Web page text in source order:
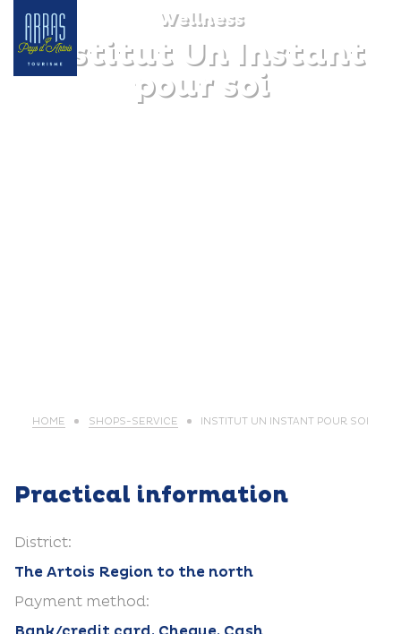
Wellness
Institut Un Instant
pour soi
HOME SHOPS-SERVICE INSTITUT UN INSTANT POUR SOI
Practical information
District:
The Artois Region to the north
Payment method: